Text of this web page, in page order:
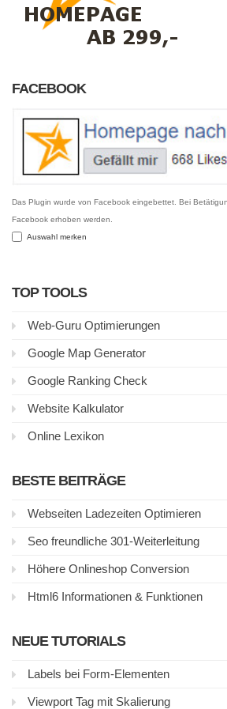
FACEBOOK
Das Plugin wurde von Facebook eingebettet. Bei
Facebook erhoben werden.
Auswahl merken
TOP TOOLS
Web-Guru Optimierungen
Google Map Generator
Google Ranking Check
Website Kalkulator
Online Lexikon
BESTE BEITRÄGE
Webseiten Ladezeiten Optimieren
Seo freundliche 301-Weiterleitung
Höhere Onlineshop Conversion
Html6 Informationen & Funktionen
NEUE TUTORIALS
Labels bei Form-Elementen
Viewport Tag mit Skalierung